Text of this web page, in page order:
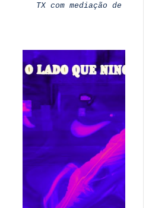
TX com mediação de Don